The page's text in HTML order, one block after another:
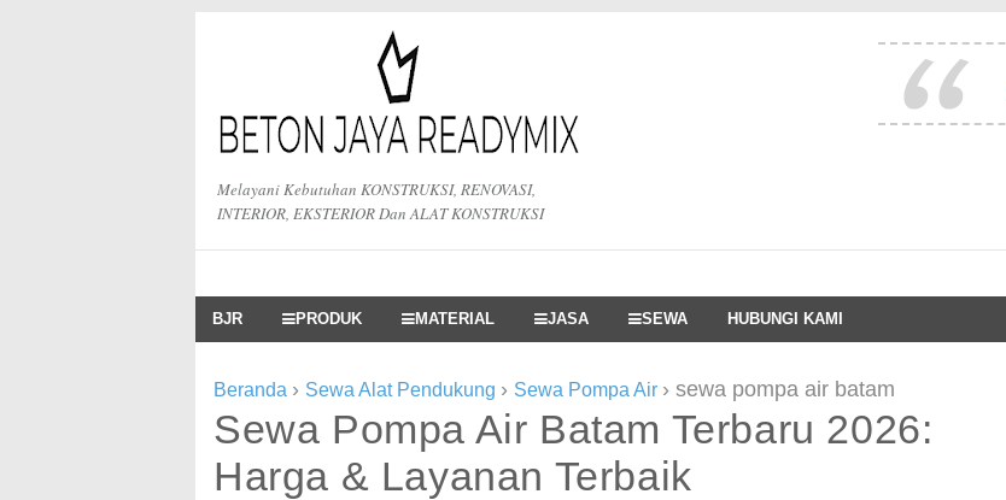
Melayani Kebutuhan KONSTRUKSI, RENOVASI,
INTERIOR, EKSTERIOR Dan ALAT KONSTRUKSI
BJR PRODUK MATERIAL JASA SEWA HUBUNGI KAMI
Beranda › Sewa Alat Pendukung › Sewa Pompa Air › sewa pompa air batam
Sewa Pompa Air Batam Terbaru 2026:
Harga & Layanan Terbaik